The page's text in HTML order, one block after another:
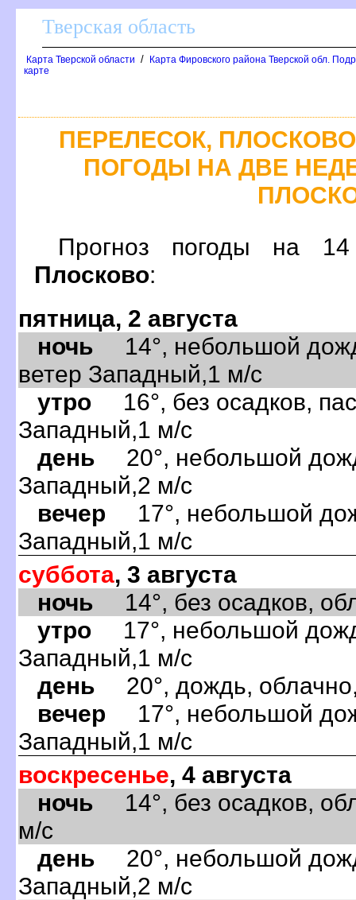
Тверская область
Карта Тверской области /
Карта Фировского района Тверской обл.
карте
ПЕРЕЛЕСОК,
ПОГОДЫ НА ДВЕ
Прогноз погоды на
Плосково:
пятница, 2 августа
ночь 14°, небольшой
ветер Западный,1 м/с
утро 16°, без осадков,
Западный,1 м/с
день 20°, небольшой
Западный,2 м/с
вечер 17°, небольшой
Западный,1 м/с
суббота, 3 августа
ночь 14°, без осадков,
утро 17°, небольшой
Западный,1 м/с
день 20°, дождь,
вечер 17°, небольшой
Западный,1 м/с
воскресенье, 4 августа
ночь 14°, без осадков,
м/с
день 20°, небольшой
Западный,2 м/с